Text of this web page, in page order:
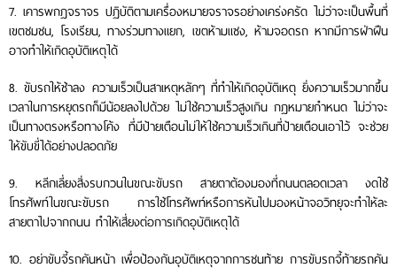
7. เคารพกฎจราจร ปฏิบัติตามเครื่องหมายจราจรอย่างเคร่งครัด ไม่ว่าจะเป็นพื้นที่
เขตชมชน, โรงเรียน, ทางร่วมทางแยก, เขตห้ามแซง, ห้ามจอดรถ หากมีการฝ่าฝืน
อาจทำให้เกิดอุบัติเหตุได้
8. ขับรถให้ช้าลง ความเร็วเป็นสาเหตุหลักๆ ที่ทำให้เกิดอุบัติเหตุ ยิ่งความเร็วมากขึ้น
เวลาในการหยุดรถก็มีน้อยลงไปด้วย ไม่ใช้ความเร็วสูงเกิน กฎหมายกำหนด ไม่ว่าจะ
เป็นทางตรงหรือทางโค้ง ที่มีป้ายเตือนไม่ให้ใช้ความเร็วเกินที่ป้ายเตือนเอาไว้ จะช่วย
ให้ขับขี่ได้อย่างปลอดภัย
9. หลีกเลี่ยงสิ่งรบกวนในขณะขับรถ สายตาต้องมองที่ถนนตลอดเวลา งดใช้
โทรศัพท์ในขณะขับรถ การใช้โทรศัพท์หรือการหันไปมองหน้าจอวิทยุจะทำให้ละ
สายตาไปจากถนน ทำให้เสี่ยงต่อการเกิดอุบัติเหตุได้
10. อย่าขับจี้รถคันหน้า เพื่อป้องกันอุบัติเหตุจากการชนท้าย การขับรถจี้ท้ายรถคัน